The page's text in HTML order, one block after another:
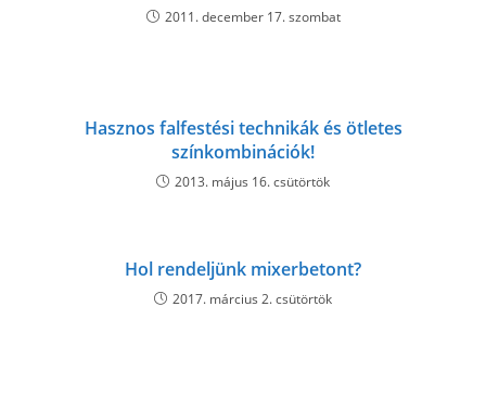
2011. december 17. szombat
Hasznos falfestési technikák és ötletes
színkombinációk!
2013. május 16. csütörtök
Hol rendeljünk mixerbetont?
2017. március 2. csütörtök